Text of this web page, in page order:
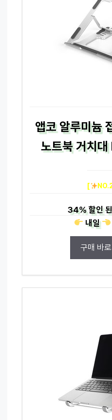
앱코 알루미늄
노트북 거치
[
34%할인
내일
구매 바